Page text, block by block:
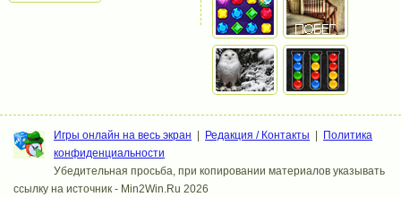
Игры онлайн на весь экран Редакция / Контакты
Политика
конфиденциальности
Убедительная просьба, при копировании материалов указывать
ссылку на источник - Min2Win.Ru 2026